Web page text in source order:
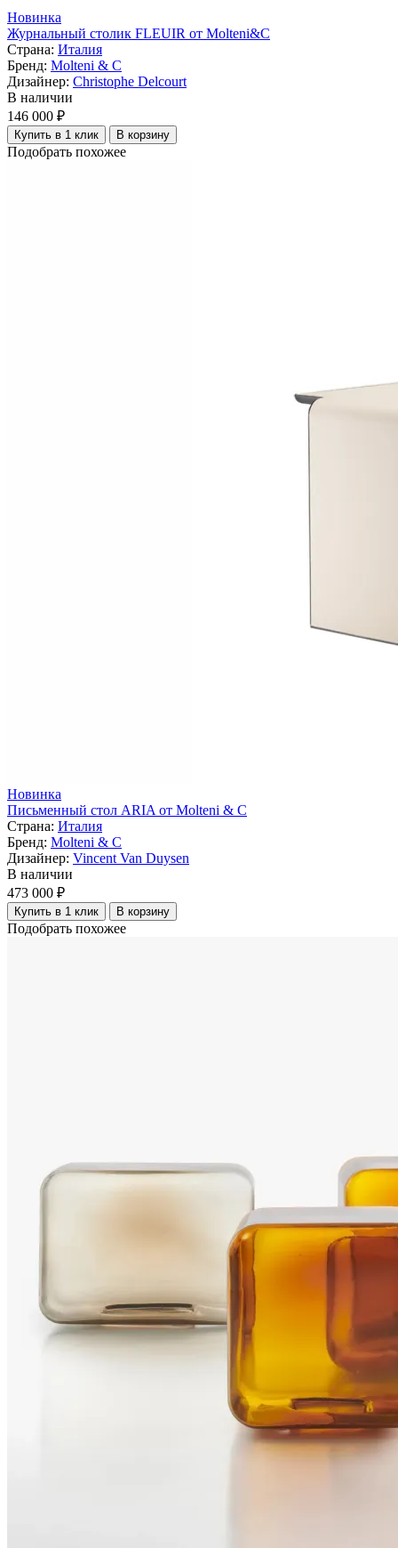
Новинка
Журнальный столик FLEUIR от Molteni&C
Страна: Италия
Бренд: Molteni & C
Дизайнер: Christophe Delcourt
В наличии
146 000 ₽
Купить в 1 клик В корзину
Подобрать похожее
Новинка
Письменный стол ARIA от Molteni & C
Страна: Италия
Бренд: Molteni & C
Дизайнер: Vincent Van Duysen
В наличии
473 000 ₽
Купить в 1 клик В корзину
Подобрать похожее